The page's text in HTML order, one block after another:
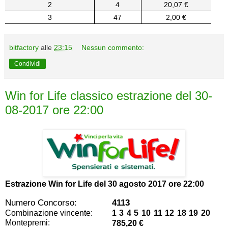
2
4
20,07 €
3
47 2,00 €
bitfactory alle 23:15 Nessun commento:
Condividi
Win for Life classico estrazione del 30-
08-2017 ore 22:00
Estrazione Win for Life del 30 agosto 2017 ore 22:00
Numero Concorso: 4113
Combinazione vincente:
1 3 4 5 10 11 12 18 19 20
Montepremi:
785,20 €